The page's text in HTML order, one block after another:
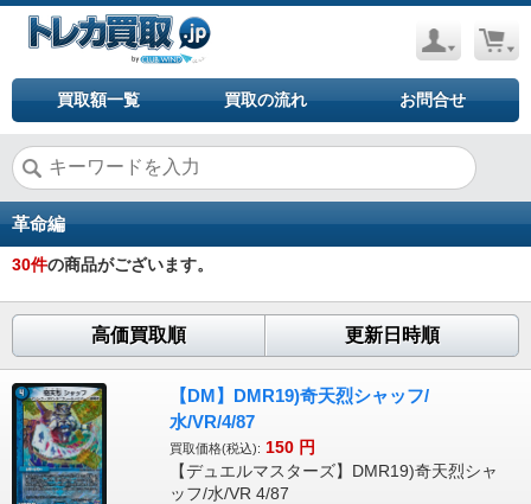
買取額一覧 買取の流れ お問合せ
革命編
30件の商品がございます。
高価買取順 更新日時順
【DM】DMR19)奇天烈シャッフ/
水/VR/4/87
買取価格(税込): 150 円
【デュエルマスターズ】DMR19)奇天烈シャ
ッフ/水/VR 4/87